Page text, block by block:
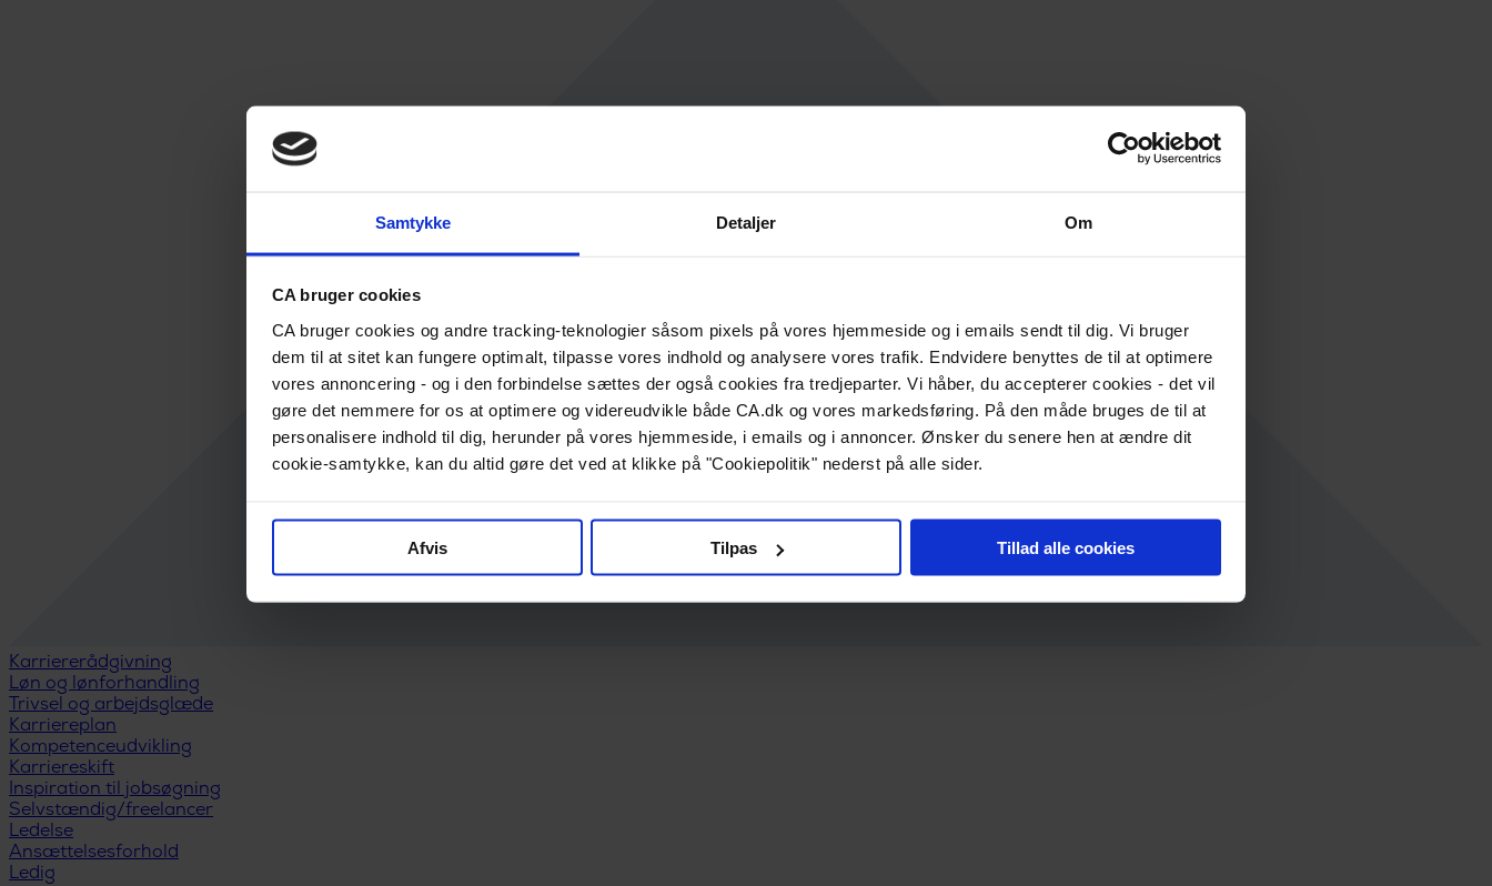
Samtykke Detaljer Om
CA bruger cookies
CA bruger cookies og andre tracking-teknologier såsom pixels på vores hjemmeside og i emails sendt til dig. Vi bruger
dem til at sitet kan fungere optimalt, tilpasse vores indhold og analysere vores trafik. Endvidere benyttes de til at optimere
vores annoncering - og i den forbindelse sættes der også cookies fra tredjeparter. Vi håber, du accepterer cookies - det vil
gøre det nemmere for os at optimere og videreudvikle både CA.dk og vores markedsføring. På den måde bruges de til at
personalisere indhold til dig, herunder på vores hjemmeside, i emails og i annoncer. Ønsker du senere hen at ændre dit
cookie-samtykke, kan du altid gøre det ved at klikke på "Cookiepolitik" nederst på alle sider.
Afvis Tilpas Tillad alle cookies
Karriererådgivning
Løn og lønforhandling
Trivsel og arbejdsglæde
Karriereplan
Kompetenceudvikling
Karriereskift
Inspiration til jobsøgning
Selvstændig/freelancer
Ledelse
Ansættelsesforhold
Ledig